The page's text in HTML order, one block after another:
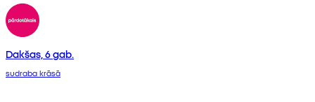
Dakšas, 6 gab.
sudraba krāsā